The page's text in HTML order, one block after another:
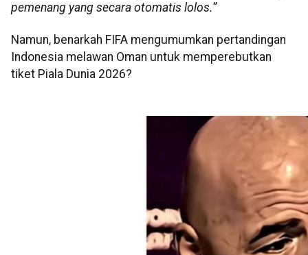
pemenang yang secara otomatis lolos.”
Namun, benarkah FIFA mengumumkan pertandingan
Indonesia melawan Oman untuk memperebutkan
tiket Piala Dunia 2026?